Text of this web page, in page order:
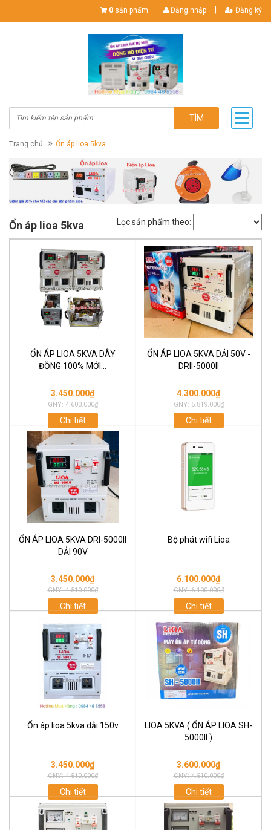
0 sản phẩm Đăng nhập Đăng ký
TÌM
Trang chủ Ổn áp lioa 5kva
Ổn áp lioa 5kva Lọc sản phẩm theo:
ỔN ÁP LIOA 5KVA DÂY
ĐỒNG 100% MỚI...
3.450.000₫
GNY: 4.600.000₫
Chi tiết
ỔN ÁP LIOA 5KVA DẢI 50V -
DRII-5000II
4.300.000₫
GNY: 5.819.000₫
Chi tiết
ỔN ÁP LIOA 5KVA DRI-5000II
DẢI 90V
3.450.000₫
GNY: 4.510.000₫
Chi tiết
Bộ phát wifi Lioa
6.100.000₫
GNY: 6.100.000₫
Chi tiết
Ổn áp lioa 5kva dải 150v
3.450.000₫
GNY: 4.510.000₫
Chi tiết
LIOA 5KVA ( ỔN ÁP LIOA SH-
5000II )
3.600.000₫
GNY: 4.510.000₫
Chi tiết